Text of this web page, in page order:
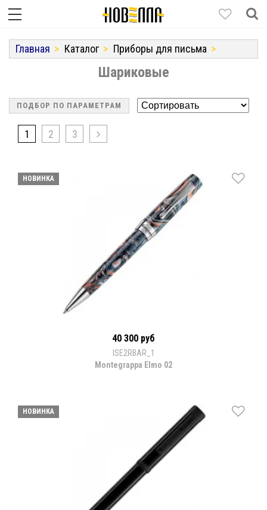
Главная Каталог Приборы для письма
Шариковые
ПОДБОР ПО ПАРАМЕТРАМ
1 2 3
НОВИНКА
40 300 руб
ISE2RBAR_1
Montegrappa Elmo 02
НОВИНКА